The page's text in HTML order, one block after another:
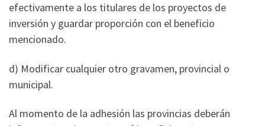
efectivamente a los titulares de los proyectos de
inversión y guardar proporción con el beneficio
mencionado.
d) Modificar cualquier otro gravamen, provincial o
municipal.
Al momento de la adhesión las provincias deberán